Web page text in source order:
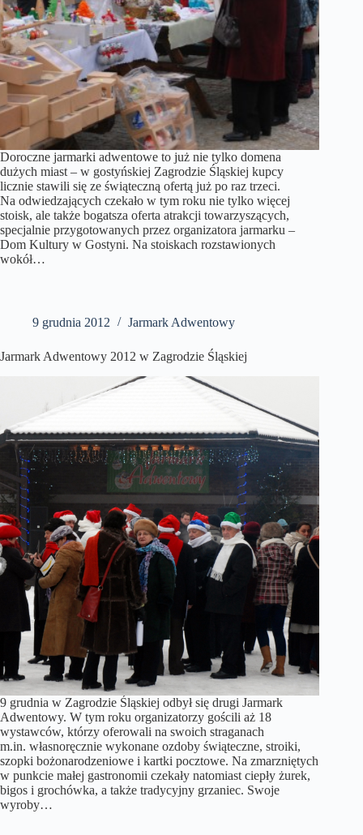
Doroczne jarmarki adwentowe to już nie tylko domena
dużych miast – w gostyńskiej Zagrodzie Śląskiej kupcy
licznie stawili się ze świąteczną ofertą już po raz trzeci.
Na odwiedzających czekało w tym roku nie tylko więcej
stoisk, ale także bogatsza oferta atrakcji towarzyszących,
specjalnie przygotowanych przez organizatora jarmarku –
Dom Kultury w Gostyni. Na stoiskach rozstawionych
wokół…
9 grudnia 2012 Jarmark Adwentowy
Jarmark Adwentowy 2012 w Zagrodzie Śląskiej
9 grudnia w Zagrodzie Śląskiej odbył się drugi Jarmark
Adwentowy. W tym roku organizatorzy gościli aż 18
wystawców, którzy oferowali na swoich straganach
m.in. własnoręcznie wykonane ozdoby świąteczne, stroiki,
szopki bożonarodzeniowe i kartki pocztowe. Na zmarzniętych
w punkcie małej gastronomii czekały natomiast ciepły żurek,
bigos i grochówka, a także tradycyjny grzaniec. Swoje
wyroby…